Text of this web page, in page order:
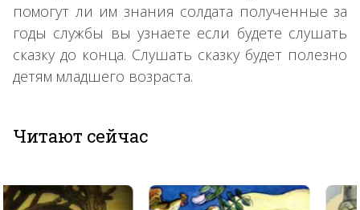
помогут ли им знания солдата полученные за
годы службы вы узнаете если будете слушать
сказку до конца. Слушать сказку будет полезно
детям младшего возраста.
Читают сейчас